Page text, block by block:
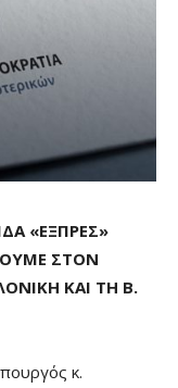
«ΕΞΠΡΕΣ»
ΣΤΟΝ
ΚΑΙ ΤΗ Β.
κ.